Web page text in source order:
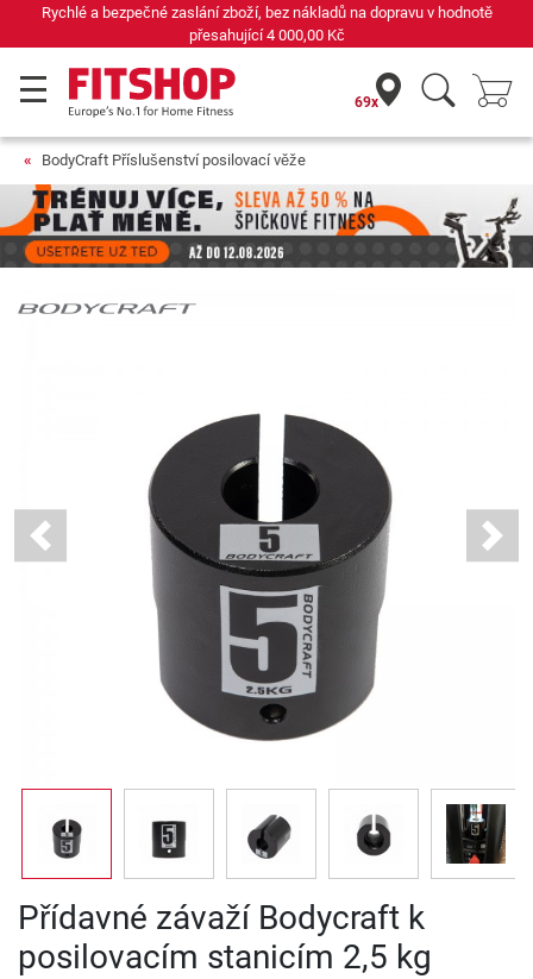
Rychlé a bezpečné zaslání zboží, bez nákladů na dopravu v hodnotě
přesahující4 000,00 Kč
69x
BodyCraft Příslušenství posilovací věže
Previous Next
Přídavné závaží Bodycraft k
posilovacím stanicím 2,5 kg